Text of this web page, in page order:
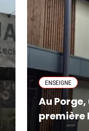
ENSEIGNE
Au
première